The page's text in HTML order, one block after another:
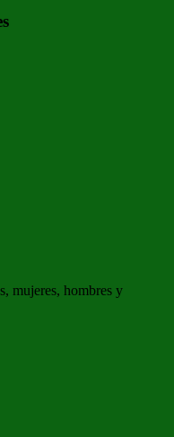
mujeres, hombres y